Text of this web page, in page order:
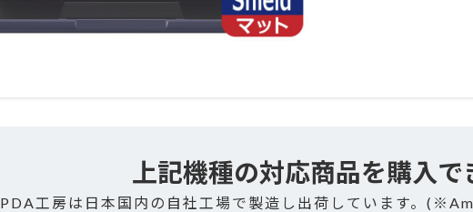
上記機種の対応商品を購入
PDA工房は日本国内の自社工場で製造し出荷しています。